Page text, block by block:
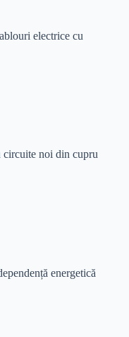
electrice cu
noi din cupru
energetică